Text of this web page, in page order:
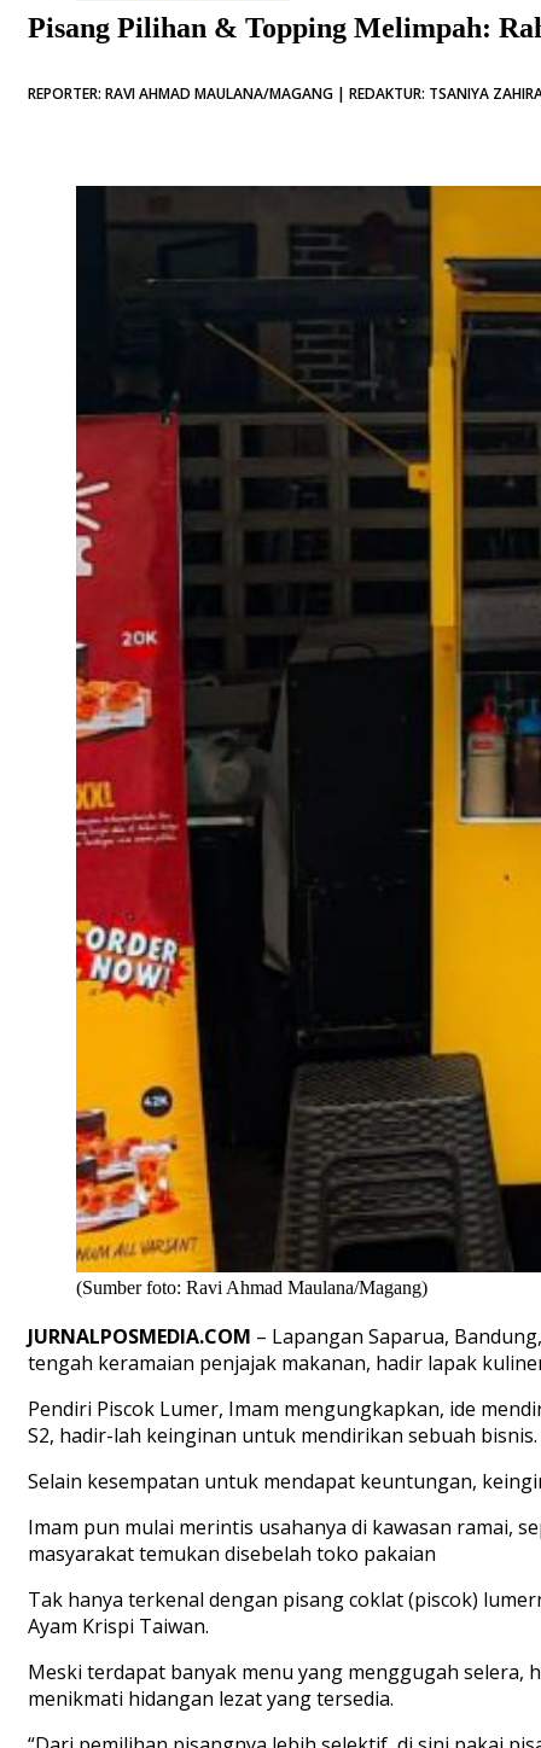
Pisang Pilihan & Topping Melimpah:
REPORTER: RAVI AHMAD MAULANA/MAGANG | REDAKTUR: TSANIYA
(Sumber foto: Ravi Ahmad Maulana/Magang)
JURNALPOSMEDIA.COM – Lapangan Saparua,
tengah keramaian penjajak makanan, hadir lapak
Pendiri Piscok Lumer, Imam mengungkapkan, ide
S2, hadir-lah keinginan untuk mendirikan sebuah bisnis.
Selain kesempatan untuk mendapat keuntungan,
Imam pun mulai merintis usahanya di kawasan ramai,
masyarakat temukan disebelah toko pakaian
Tak hanya terkenal dengan pisang coklat (piscok)
Ayam Krispi Taiwan.
Meski terdapat banyak menu yang menggugah selera,
menikmati hidangan lezat yang tersedia.